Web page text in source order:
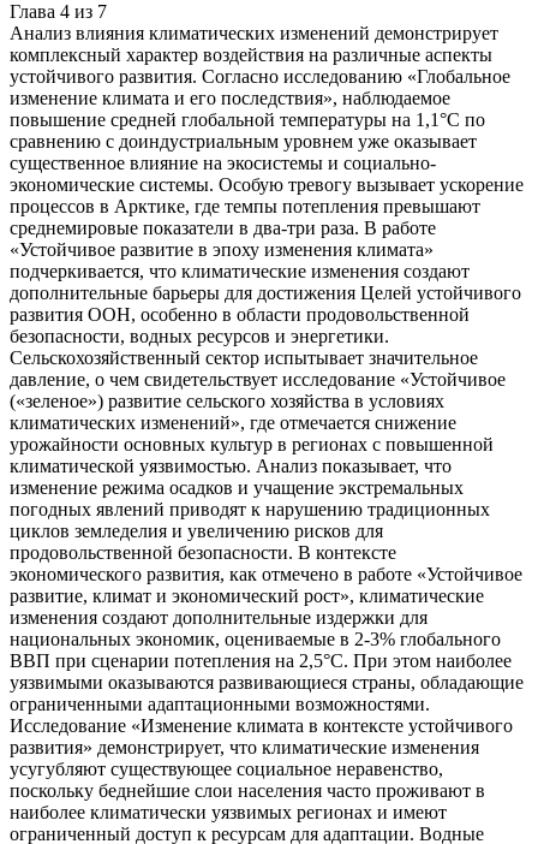
Глава 4 из 7
Анализ влияния климатических изменений демонстрирует
комплексный характер воздействия на различные аспекты
устойчивого развития. Согласно исследованию «Глобальное
изменение климата и его последствия», наблюдаемое
повышение средней глобальной температуры на 1,1°C по
сравнению с доиндустриальным уровнем уже оказывает
существенное влияние на экосистемы и социально-
экономические системы. Особую тревогу вызывает ускорение
процессов в Арктике, где темпы потепления превышают
среднемировые показатели в два-три раза. В работе
«Устойчивое развитие в эпоху изменения климата»
подчеркивается, что климатические изменения создают
дополнительные барьеры для достижения Целей устойчивого
развития ООН, особенно в области продовольственной
безопасности, водных ресурсов и энергетики.
Сельскохозяйственный сектор испытывает значительное
давление, о чем свидетельствует исследование «Устойчивое
(«зеленое») развитие сельского хозяйства в условиях
климатических изменений», где отмечается снижение
урожайности основных культур в регионах с повышенной
климатической уязвимостью. Анализ показывает, что
изменение режима осадков и учащение экстремальных
погодных явлений приводят к нарушению традиционных
циклов земледелия и увеличению рисков для
продовольственной безопасности. В контексте
экономического развития, как отмечено в работе «Устойчивое
развитие, климат и экономический рост», климатические
изменения создают дополнительные издержки для
национальных экономик, оцениваемые в 2-3% глобального
ВВП при сценарии потепления на 2,5°C. При этом наиболее
уязвимыми оказываются развивающиеся страны, обладающие
ограниченными адаптационными возможностями.
Исследование «Изменение климата в контексте устойчивого
развития» демонстрирует, что климатические изменения
усугубляют существующее социальное неравенство,
поскольку беднейшие слои населения часто проживают в
наиболее климатически уязвимых регионах и имеют
ограниченный доступ к ресурсам для адаптации. Водные